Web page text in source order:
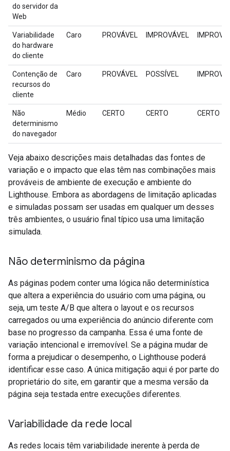
do servidor da
Web
Variabilidade
do hardware
do cliente
Caro PROVÁVEL IMPROVÁVEL
Contenção de
recursos do
cliente
Caro PROVÁVEL POSSÍVEL
Não
determinismo
do navegador
Médio CERTO CERTO CERTO
Veja abaixo descrições mais detalhadas das fontes de
variação e o impacto que elas têm nas combinações mais
prováveis de ambiente de execução e ambiente do
Lighthouse. Embora as abordagens de limitação aplicadas
e simuladas possam ser usadas em qualquer um desses
três ambientes, o usuário final típico usa uma limitação
simulada.
Não determinismo da página
As páginas podem conter uma lógica não determinística
que altera a experiência do usuário com uma página, ou
seja, um teste A/B que altera o layout e os recursos
carregados ou uma experiência do anúncio diferente com
base no progresso da campanha. Essa é uma fonte de
variação intencional e irremovível. Se a página mudar de
forma a prejudicar o desempenho, o Lighthouse poderá
identificar esse caso. A única mitigação aqui é por parte do
proprietário do site, em garantir que a mesma versão da
página seja testada entre execuções diferentes.
Variabilidade da rede local
As redes locais têm variabilidade inerente à perda de